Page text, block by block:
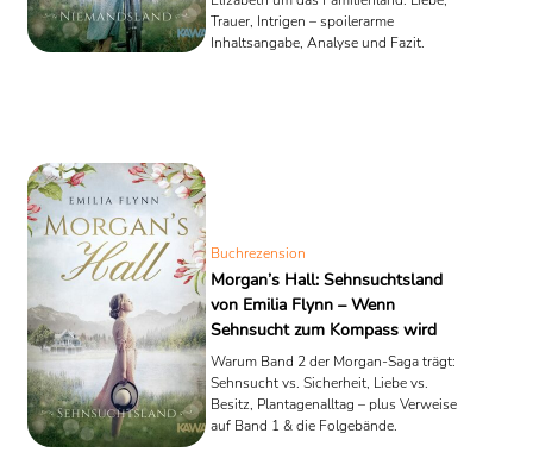
Trauer, Intrigen – spoilerarme
Inhaltsangabe, Analyse und Fazit.
Buchrezension
Morgan’s Hall: Sehnsuchtsland
von Emilia Flynn – Wenn
Sehnsucht zum Kompass wird
Warum Band 2 der Morgan-Saga trägt:
Sehnsucht vs. Sicherheit, Liebe vs.
Besitz, Plantagenalltag – plus Verweise
auf Band 1 & die Folgebände.